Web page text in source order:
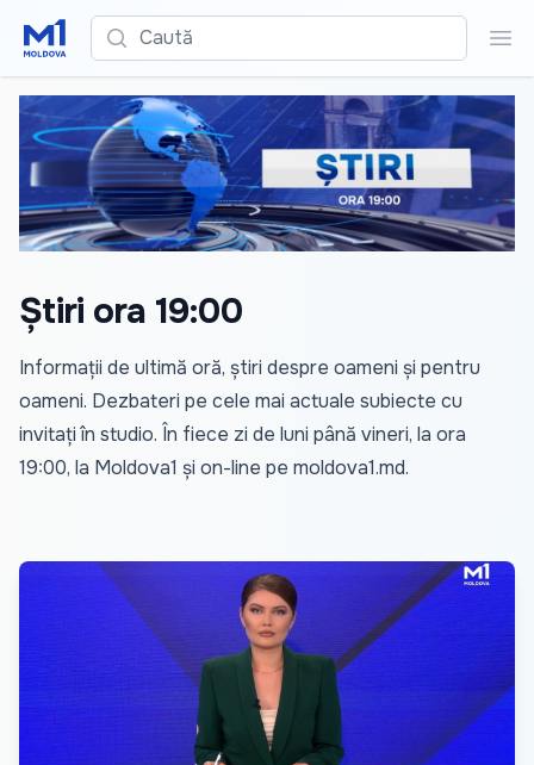
Caută
Știri ora 19:00
Informații de ultimă oră, știri despre oameni și pentru
oameni. Dezbateri pe cele mai actuale subiecte cu
invitați în studio. În fiece zi de luni până vineri, la ora
19:00, la Moldova1 și on-line pe moldova1.md.